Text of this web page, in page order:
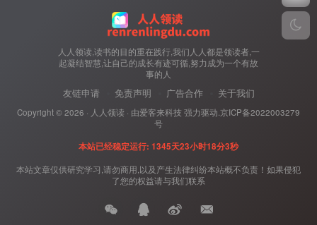
人人领读,读书的目的重在践行,我们人人都是领读者,一
起凝结智慧,让自己的成长有迹可循,努力成为一个有故
事的人
友链申请 免责声明 广告合作 关于我们
Copyright ©2026 · 人人领读 · 由爱客来科技 强力驱动. 京ICP备2022003279
号
本站已经稳定运行: 1345天23小时18分3秒
本站文章仅供研究学习,请勿商用,以及产生法律纠纷本站概不负责！如果侵犯
了您的权益请与我们联系